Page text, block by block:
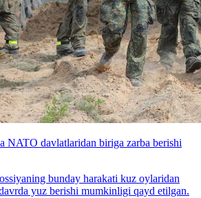
NATO davlatlaridan biriga zarba berishi
bunday harakati kuz oylaridan
yuz berishi mumkinligi qayd etilgan.